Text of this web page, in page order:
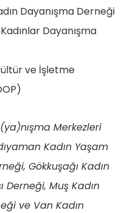
Dayanışma Derneği
Dayanışma
ve İşletme
Merkezleri
Kadın Yaşam
Gökkuşağı Kadın
Derneği, Muş Kadın
ve Van Kadın